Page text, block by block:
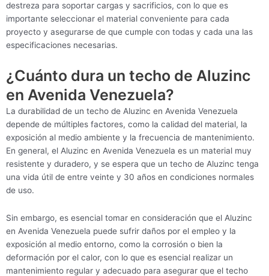
destreza para soportar cargas y sacrificios, con lo que es
importante seleccionar el material conveniente para cada
proyecto y asegurarse de que cumple con todas y cada una las
especificaciones necesarias.
¿Cuánto dura un techo de Aluzinc
en Avenida Venezuela?
La durabilidad de un techo de Aluzinc en Avenida Venezuela
depende de múltiples factores, como la calidad del material, la
exposición al medio ambiente y la frecuencia de mantenimiento.
En general, el Aluzinc en Avenida Venezuela es un material muy
resistente y duradero, y se espera que un techo de Aluzinc tenga
una vida útil de entre veinte y 30 años en condiciones normales
de uso.
Sin embargo, es esencial tomar en consideración que el Aluzinc
en Avenida Venezuela puede sufrir daños por el empleo y la
exposición al medio entorno, como la corrosión o bien la
deformación por el calor, con lo que es esencial realizar un
mantenimiento regular y adecuado para asegurar que el techo